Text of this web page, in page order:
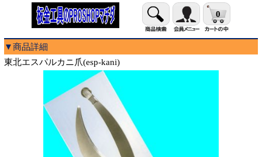
0
▼商品詳細
東北エスパルカニ爪(esp-kani)